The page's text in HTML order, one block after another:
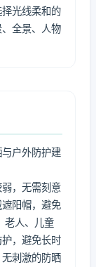
光线柔和的
全景、人物
户外防护建
，无需刻意
阳帽，避免
老人、儿童
，避免长时
刺激的防晒